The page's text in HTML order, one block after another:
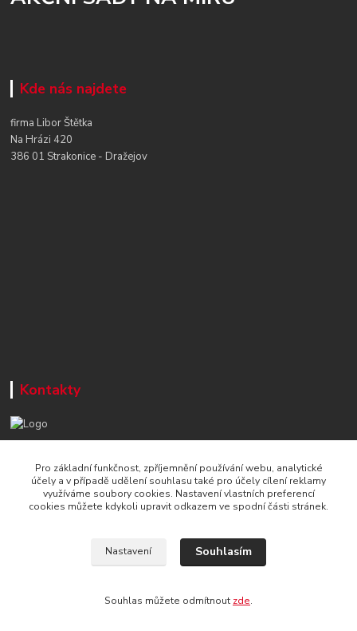
Kde nás najdete
firma Libor Štětka
Na Hrázi 420
386 01 Strakonice - Dražejov
Kontakty
Po-Čt, 8-16 hod./ Pá 8-13 hod.
info@naradi-stetka.cz
Pro základní funkčnost, zpříjemnění používání webu, analytické
účely a v případě udělení souhlasu také pro účely cílení reklamy
využíváme soubory cookies. Nastavení vlastních preferencí
cookies můžete kdykoli upravit odkazem ve spodní části stránek.
Nastavení Souhlasím
Souhlas můžete odmítnout zde.